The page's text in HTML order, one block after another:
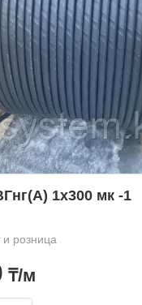
1х300 мк -1
розница
₸/м